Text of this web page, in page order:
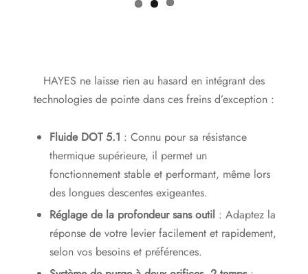
HAYES ne laisse rien au hasard en intégrant des
technologies de pointe dans ces freins d’exception :
Fluide DOT 5.1 : Connu pour sa résistance
thermique supérieure, il permet un
fonctionnement stable et performant, même lors
des longues descentes exigeantes.
Réglage de la profondeur sans outil : Adaptez la
réponse de votre levier facilement et rapidement,
selon vos besoins et préférences.